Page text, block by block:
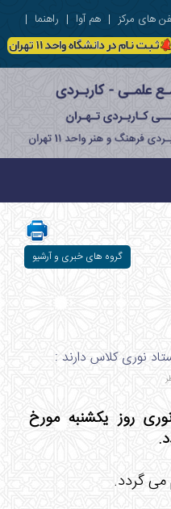
های مرکز | هم آوا | راهنما |
گروه های خبری و آرشیو
نوری کلاس دارند :
روز یکشنبه مورخ
می گردد.